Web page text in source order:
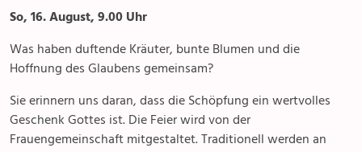
So, 16. August, 9.00 Uhr
Was haben duftende Kräuter, bunte Blumen und die
Hoffnung des Glaubens gemeinsam?
Sie erinnern uns daran, dass die Schöpfung ein wertvolles
Geschenk Gottes ist. Die Feier wird von der
Frauengemeinschaft mitgestaltet. Traditionell werden an
Links
Stellenangebot